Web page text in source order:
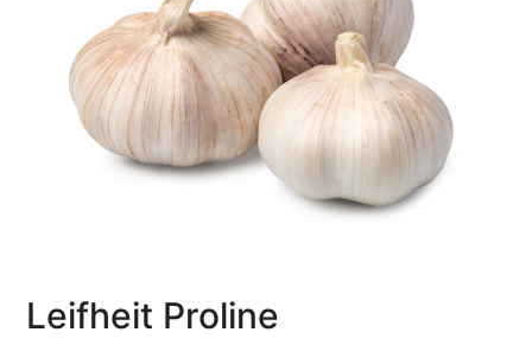
Leifheit Proline